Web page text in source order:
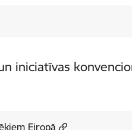
iniciatīvas
Eiropā